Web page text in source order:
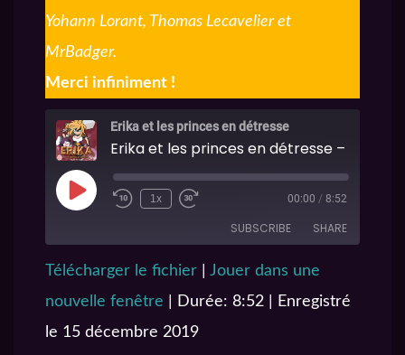
Yohann Lorant, Thomas Lecavelier et
MrBadger.
Merci infiniment !
Erika et les princes en détresse
1x 00:00 / 8:52
SUBSCRIBE SHARE
YouTube
LINK
Télécharger le fichier
Jouer dans une
nouvelle fenêtre
Durée: 8:52
Enregistré
le 15 décembre 2019